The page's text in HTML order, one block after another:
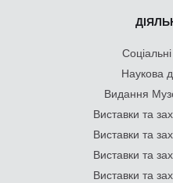
Наукова
Видання
Виставки та
Виставки та
Виставки та
Виставки та